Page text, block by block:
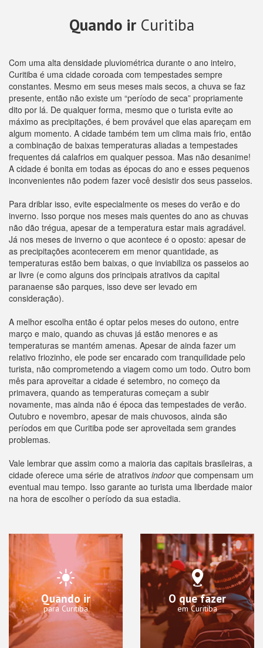
Quando irCuritiba
Com uma alta densidade pluviométrica durante o ano inteiro,
Curitiba é uma cidade coroada com tempestades sempre
constantes. Mesmo em seus meses mais secos, a chuva se faz
presente, então não existe um “período de seca” propriamente
dito por lá. De qualquer forma, mesmo que o turista evite ao
máximo as precipitações, é bem provável que elas apareçam em
algum momento. A cidade também tem um clima mais frio, então
a combinação de baixas temperaturas aliadas a tempestades
frequentes dá calafrios em qualquer pessoa. Mas não desanime!
A cidade é bonita em todas as épocas do ano e esses pequenos
inconvenientes não podem fazer você desistir dos seus passeios.
Para driblar isso, evite especialmente os meses do verão e do
inverno. Isso porque nos meses mais quentes do ano as chuvas
não dão trégua, apesar de a temperatura estar mais agradável.
Já nos meses de inverno o que acontece é o oposto: apesar de
as precipitações acontecerem em menor quantidade, as
temperaturas estão bem baixas, o que inviabiliza os passeios ao
ar livre (e como alguns dos principais atrativos da capital
paranaense são parques, isso deve ser levado em
consideração).
A melhor escolha então é optar pelos meses do outono, entre
março e maio, quando as chuvas já estão menores e as
temperaturas se mantém amenas. Apesar de ainda fazer um
relativo friozinho, ele pode ser encarado com tranquilidade pelo
turista, não comprometendo a viagem como um todo. Outro bom
mês para aproveitar a cidade é setembro, no começo da
primavera, quando as temperaturas começam a subir
novamente, mas ainda não é época das tempestades de verão.
Outubro e novembro, apesar de mais chuvosos, ainda são
períodos em que Curitiba pode ser aproveitada sem grandes
problemas.
Vale lembrar que assim como a maioria das capitais brasileiras, a
cidade oferece uma série de atrativos indoorque compensam um
eventual mau tempo. Isso garante ao turista uma liberdade maior
na hora de escolher o período da sua estadia.
Quando ir
para Curitiba
O que fazer
em Curitiba